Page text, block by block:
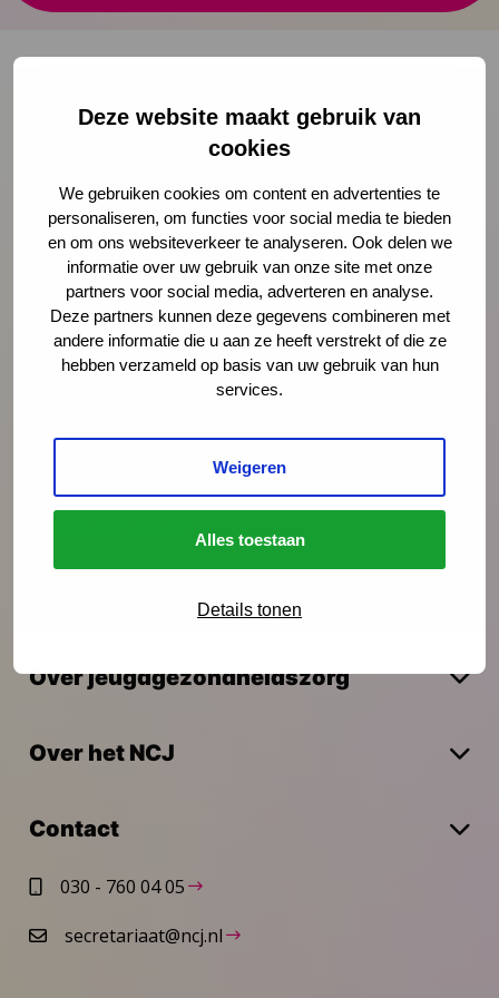
Deze website maakt gebruik van
cookies
We gebruiken cookies om content en advertenties te
personaliseren, om functies voor social media te bieden
en om ons websiteverkeer te analyseren. Ook delen we
informatie over uw gebruik van onze site met onze
partners voor social media, adverteren en analyse.
Deze partners kunnen deze gegevens combineren met
andere informatie die u aan ze heeft verstrekt of die ze
hebben verzameld op basis van uw gebruik van hun
services.
Weigeren
Alles toestaan
Details tonen
Onze nieuwsbrief ontvangen?
Preventie
Interventies
Onderzoek
Over jeugdgezondheidszorg
Over het NCJ
Contact
030 - 760 04 05
secretariaat@ncj.nl